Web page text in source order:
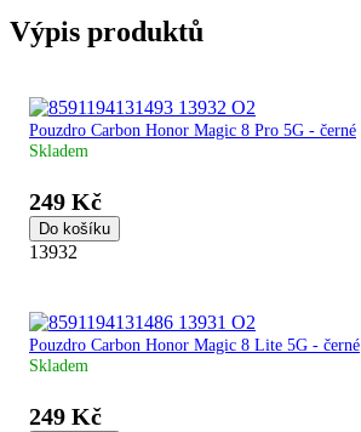
Výpis produktů
Pouzdro Carbon Honor Magic 8 Pro 5G - černé
Skladem
249 Kč
Do košíku
13932
Pouzdro Carbon Honor Magic 8 Lite 5G - černé
Skladem
249 Kč